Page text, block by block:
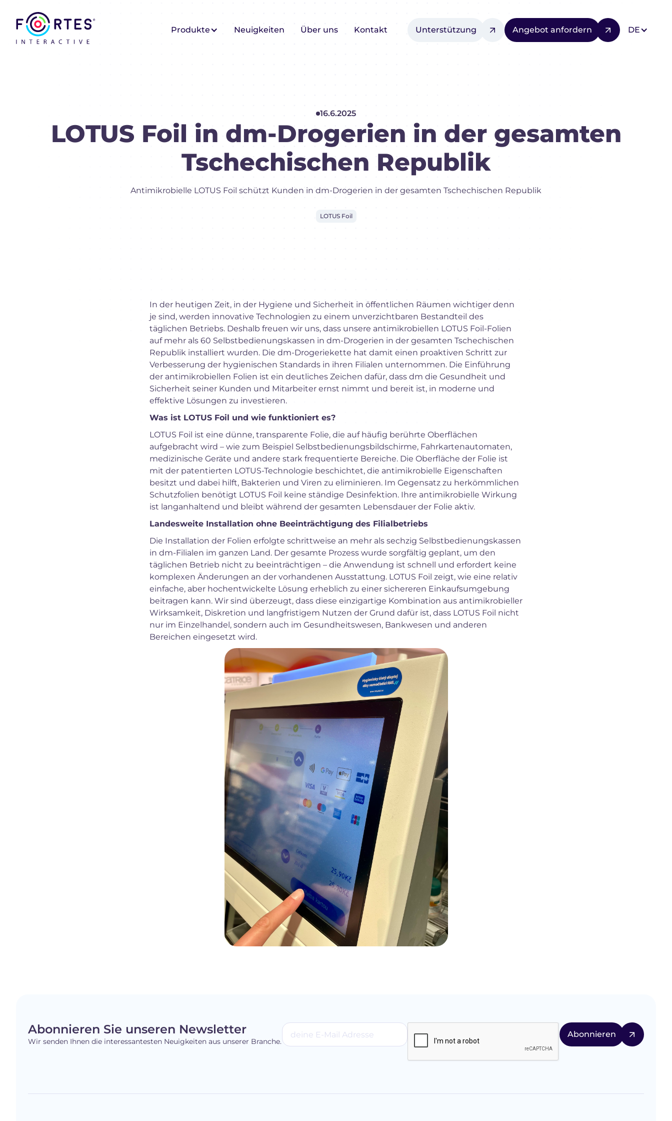
Produkte Neuigkeiten Über uns Kontakt Unterstützung Angebot anfordern DE
16.6.2025
LOTUS Foil in dm-Drogerien in der gesamten
Tschechischen Republik
Antimikrobielle LOTUS Foil schützt Kunden in dm-Drogerien in der gesamten Tschechischen Republik
LOTUS Foil
In der heutigen Zeit, in der Hygiene und Sicherheit in öffentlichen Räumen wichtiger denn
je sind, werden innovative Technologien zu einem unverzichtbaren Bestandteil des
täglichen Betriebs. Deshalb freuen wir uns, dass unsere antimikrobiellen LOTUS Foil-Folien
auf mehr als 60 Selbstbedienungskassen in dm-Drogerien in der gesamten Tschechischen
Republik installiert wurden. Die dm-Drogeriekette hat damit einen proaktiven Schritt zur
Verbesserung der hygienischen Standards in ihren Filialen unternommen. Die Einführung
der antimikrobiellen Folien ist ein deutliches Zeichen dafür, dass dm die Gesundheit und
Sicherheit seiner Kunden und Mitarbeiter ernst nimmt und bereit ist, in moderne und
effektive Lösungen zu investieren.
Was ist LOTUS Foil und wie funktioniert es?
LOTUS Foil ist eine dünne, transparente Folie, die auf häufig berührte Oberflächen
aufgebracht wird – wie zum Beispiel Selbstbedienungsbildschirme, Fahrkartenautomaten,
medizinische Geräte und andere stark frequentierte Bereiche. Die Oberfläche der Folie ist
mit der patentierten LOTUS-Technologie beschichtet, die antimikrobielle Eigenschaften
besitzt und dabei hilft, Bakterien und Viren zu eliminieren. Im Gegensatz zu herkömmlichen
Schutzfolien benötigt LOTUS Foil keine ständige Desinfektion. Ihre antimikrobielle Wirkung
ist langanhaltend und bleibt während der gesamten Lebensdauer der Folie aktiv.
Landesweite Installation ohne Beeinträchtigung des Filialbetriebs
Die Installation der Folien erfolgte schrittweise an mehr als sechzig Selbstbedienungskassen
in dm-Filialen im ganzen Land. Der gesamte Prozess wurde sorgfältig geplant, um den
täglichen Betrieb nicht zu beeinträchtigen – die Anwendung ist schnell und erfordert keine
komplexen Änderungen an der vorhandenen Ausstattung. LOTUS Foil zeigt, wie eine relativ
einfache, aber hochentwickelte Lösung erheblich zu einer sichereren Einkaufsumgebung
beitragen kann. Wir sind überzeugt, dass diese einzigartige Kombination aus antimikrobieller
Wirksamkeit, Diskretion und langfristigem Nutzen der Grund dafür ist, dass LOTUS Foil nicht
nur im Einzelhandel, sondern auch im Gesundheitswesen, Bankwesen und anderen
Bereichen eingesetzt wird.
Abonnieren Sie unseren Newsletter
Wir senden Ihnen die interessantesten Neuigkeiten aus unserer Branche.